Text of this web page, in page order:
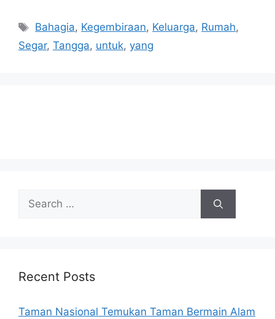
Tags
Bahagia, Kegembiraan, Keluarga, Rumah,
Segar, Tangga, untuk, yang
Search
for:
Recent Posts
Taman Nasional Temukan Taman Bermain Alam